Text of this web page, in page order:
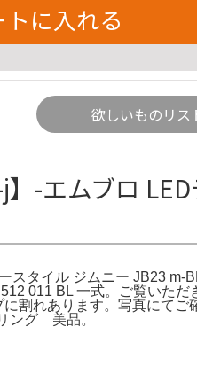
トに入れる
欲しいものリス
-エムブロ LED
スタイル ジムニー JB23 m-
011 BL 一式。ご覧いただ
割れあります。写真にてご
ング 美品。